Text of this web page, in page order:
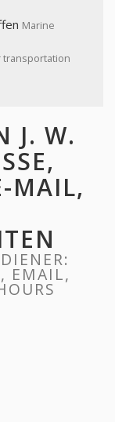
Marine
transportation
J. W.
MAIL,
EMAIL,